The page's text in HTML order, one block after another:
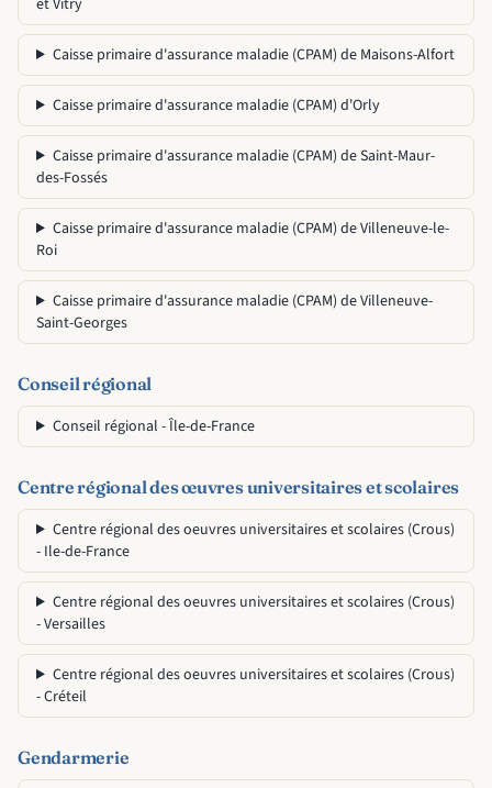
et Vitry
Caisse primaire d'assurance maladie (CPAM) de Maisons-Alfort
Caisse primaire d'assurance maladie (CPAM) d'Orly
Caisse primaire d'assurance maladie (CPAM) de Saint-Maur-
des-Fossés
Caisse primaire d'assurance maladie (CPAM) de Villeneuve-le-
Roi
Caisse primaire d'assurance maladie (CPAM) de Villeneuve-
Saint-Georges
Conseil régional
Conseil régional - Île-de-France
Centre régional des œuvres universitaires et scolaires
Centre régional des oeuvres universitaires et scolaires (Crous)
- Ile-de-France
Centre régional des oeuvres universitaires et scolaires (Crous)
- Versailles
Centre régional des oeuvres universitaires et scolaires (Crous)
- Créteil
Gendarmerie